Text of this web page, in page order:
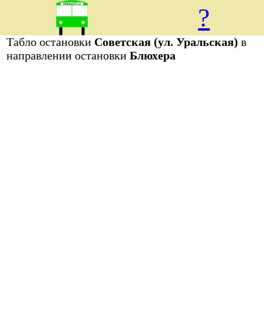
?
Табло остановки Советская (ул. Уральская) в
направлении остановкиБлюхера